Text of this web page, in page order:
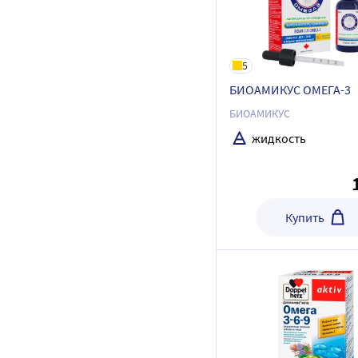
5
БИОАМИКУС ОМЕГА-3
БИОАМИКУС
жидкость
Купить